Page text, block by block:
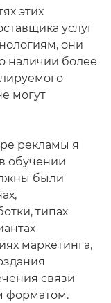
этих
услуг
они
наличии более
могут
рекламы я
обучении
были
типах
маркетинга,
связи
форматом.